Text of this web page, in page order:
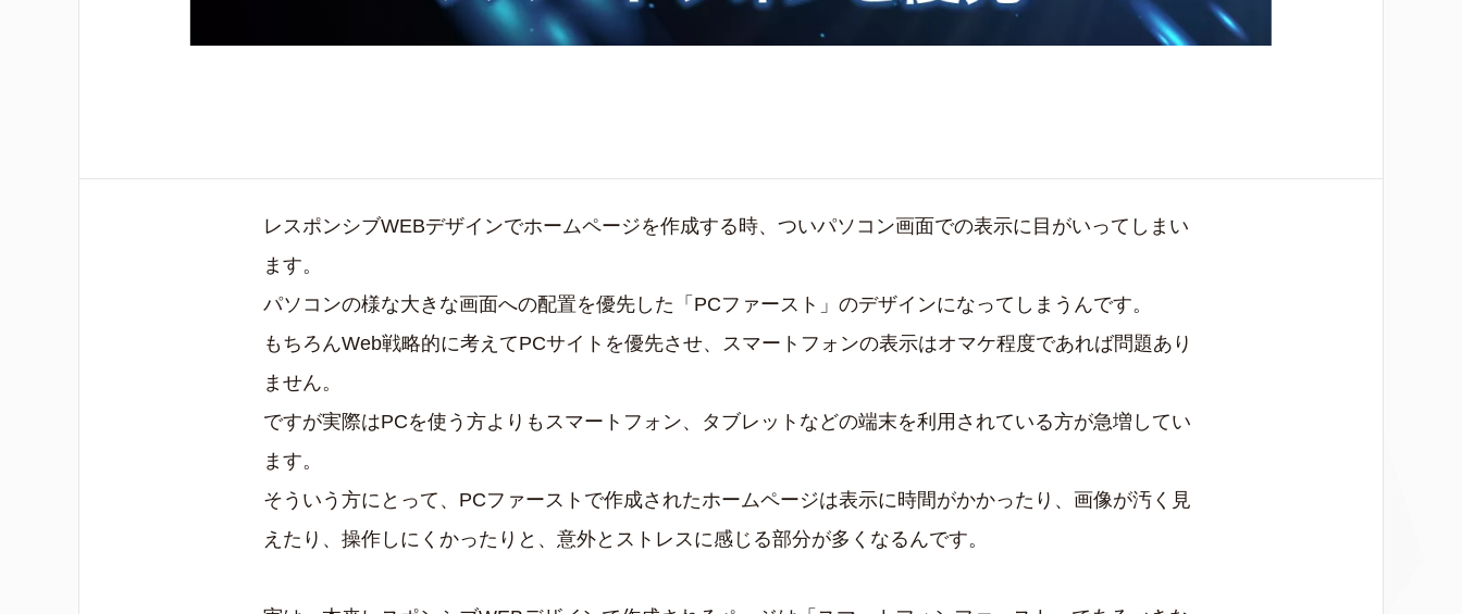
レスポンシブWEBデザインでホームページを作成する時、ついパソコン画面での表示に目がいってしまい
ます。
パソコンの様な大きな画面への配置を優先した「PCファースト」のデザインになってしまうんです。
もちろんWeb戦略的に考えてPCサイトを優先させ、スマートフォンの表示はオマケ程度であれば問題あり
ません。
ですが実際はPCを使う方よりもスマートフォン、タブレットなどの端末を利用されている方が急増してい
ます。
そういう方にとって、PCファーストで作成されたホームページは表示に時間がかかったり、画像が汚く見
えたり、操作しにくかったりと、意外とストレスに感じる部分が多くなるんです。